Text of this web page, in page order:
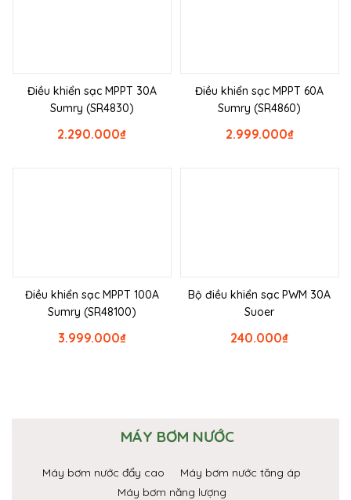
Điều khiển sạc MPPT 30A
Sumry (SR4830)
₫
2.290.000
Điều khiển sạc MPPT 60A
Sumry (SR4860)
₫
2.999.000
Điều khiển sạc MPPT 100A
Sumry (SR48100)
₫
3.999.000
Bộ điều khiển sạc PWM 30A
Suoer
₫
240.000
MÁY BƠM NƯỚC
Máy bơm nước đẩy cao
Máy bơm nước tăng áp
Máy bơm năng lượng